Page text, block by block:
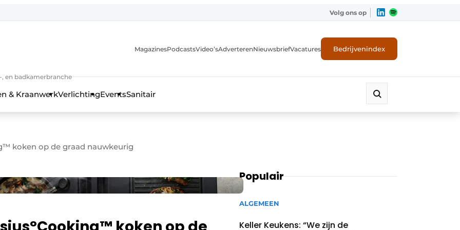
techniek in de keuken-, woon-, en badkamerbranche
Volg ons op
en badkamerbranche
MagazinesPodcastsVideo’sAdverterenNieuwsbriefVacatures Bedrijvenindex
& KraanwerkVerlichtingEventsSanitair
koken op de graad nauwkeurig
Populair
ALGEMEEN
Keller Keukens: “We zijn de